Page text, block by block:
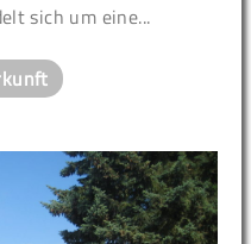
sich um eine...